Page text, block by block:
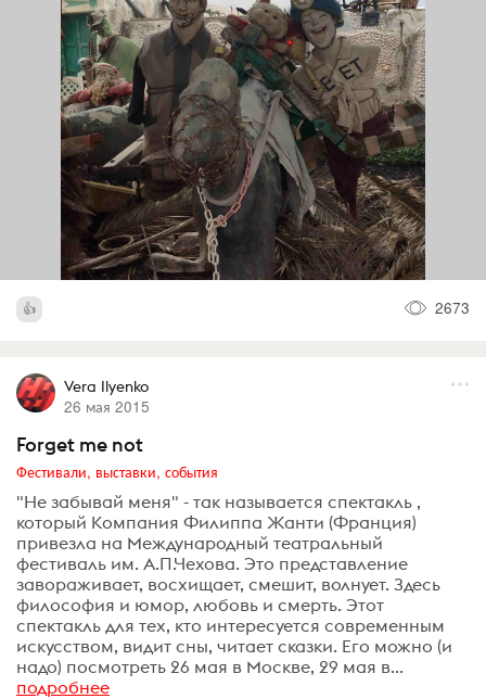
2673
Vera Ilyenko
26 мая 2015
Forget me not
Фестивали, выставки, события
"Не забывай меня" - так называется спектакль ,
который Компания Филиппа Жанти (Франция)
привезла на Международный театральный
фестиваль им. А.П.Чехова. Это представление
завораживает, восхищает, смешит, волнует. Здесь
философия и юмор, любовь и смерть. Этот
спектакль для тех, кто интересуется современным
искусством, видит сны, читает сказки. Его можно (и
надо) посмотреть 26 мая в Москве, 29 мая в...
подробнее